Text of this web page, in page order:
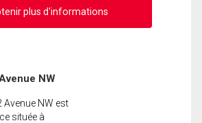
plus d'informations
NW
Avenue NW est
située à